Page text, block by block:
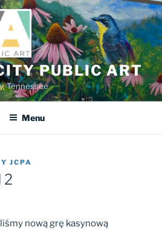
PUBLIC ART
Tennessee
Menu
JCPA
2
nową grę kasynową